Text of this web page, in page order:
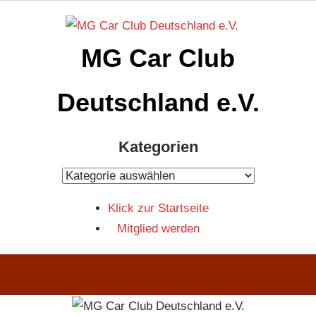
MG Car Club
Deutschland e.V.
Kategorien
Kategorien
Klick zur Startseite
Mitglied werden